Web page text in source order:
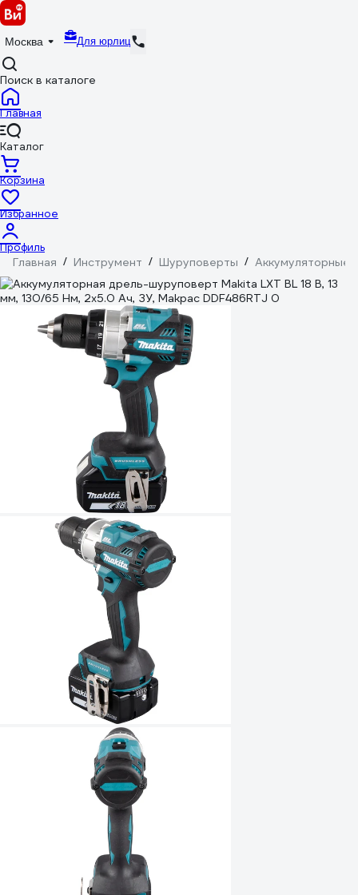
Москва Для юрлиц
Поиск в каталоге
Главная
Каталог
Корзина
Избранное
Профиль
Главная / Инструмент / Шуруповерты / Аккумуляторные